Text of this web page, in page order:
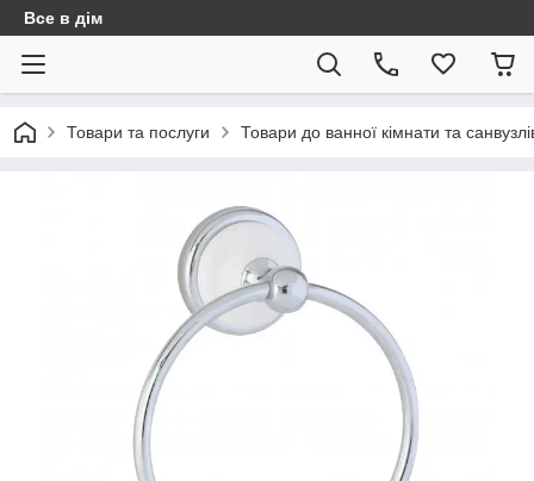
Все в дім
Товари та послуги Товари до ванної кімнати та